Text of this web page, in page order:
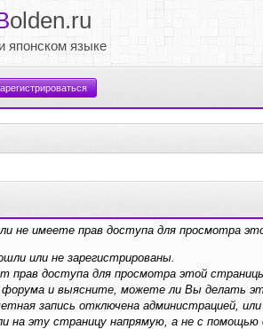
olden.ru
японском языке
не имеете прав доступа для просмотра
или не зарегистрированы.
прав доступа для просмотра этой
форума и выясните, можете ли Вы делать
запись отключена администрацией,
на эту страницу напрямую, а не с